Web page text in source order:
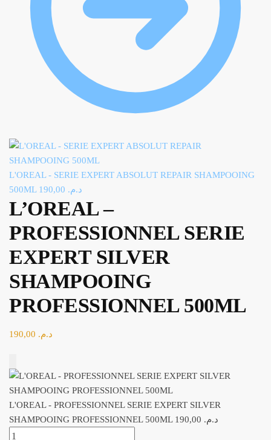
L'OREAL - SERIE EXPERT ABSOLUT REPAIR SHAMPOOING
500ML
د.م.
L’OREAL –
PROFESSIONNEL SERIE
EXPERT SILVER
SHAMPOOING
PROFESSIONNEL 500ML
د.م.
Add to Cart
L'OREAL - PROFESSIONNEL SERIE EXPERT SILVER
SHAMPOOING PROFESSIONNEL 500ML
د.م.
quantité de L'OREAL - PROFESSIONNEL SERIE EXPERT SILVER